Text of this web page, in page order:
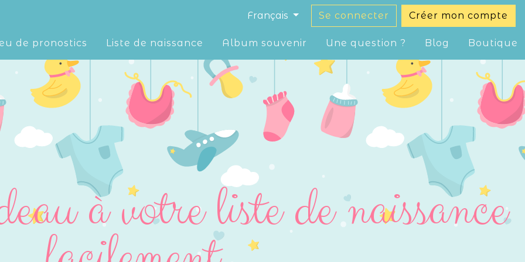
Français Se connecter Créer mon compte
de pronostics Liste de naissance Album souvenir Une question ? Blog Boutique
à votre liste de naissance